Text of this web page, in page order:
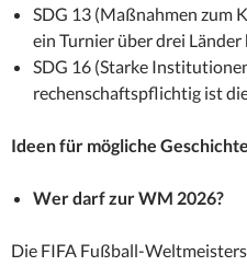
SDG 13 (Maßnahmen zum
ein Turnier über drei Länder
SDG 16 (Starke
rechenschaftspflichtig ist
Ideen für mögliche
Wer darf zur WM 2026?
Die FIFA Fußball-